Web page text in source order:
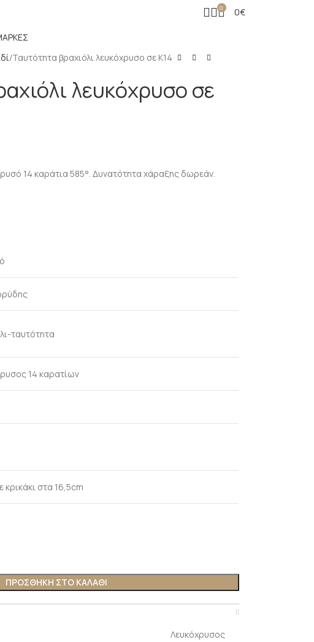
0 0€
Ταυτότητα βραχιόλι λευκόχρυσο σε Κ14
λευκόχρυσο σε
14 καράτια 585°. Δυνατότητα χάραξης δωρεάν.
ταυτότητα
14 καρατίων
κρικάκι στα 16,5cm
ΠΡΟΣΘΉΚΗ ΣΤΟ ΚΑΛΆΘΙ
Λευκόχρυσος